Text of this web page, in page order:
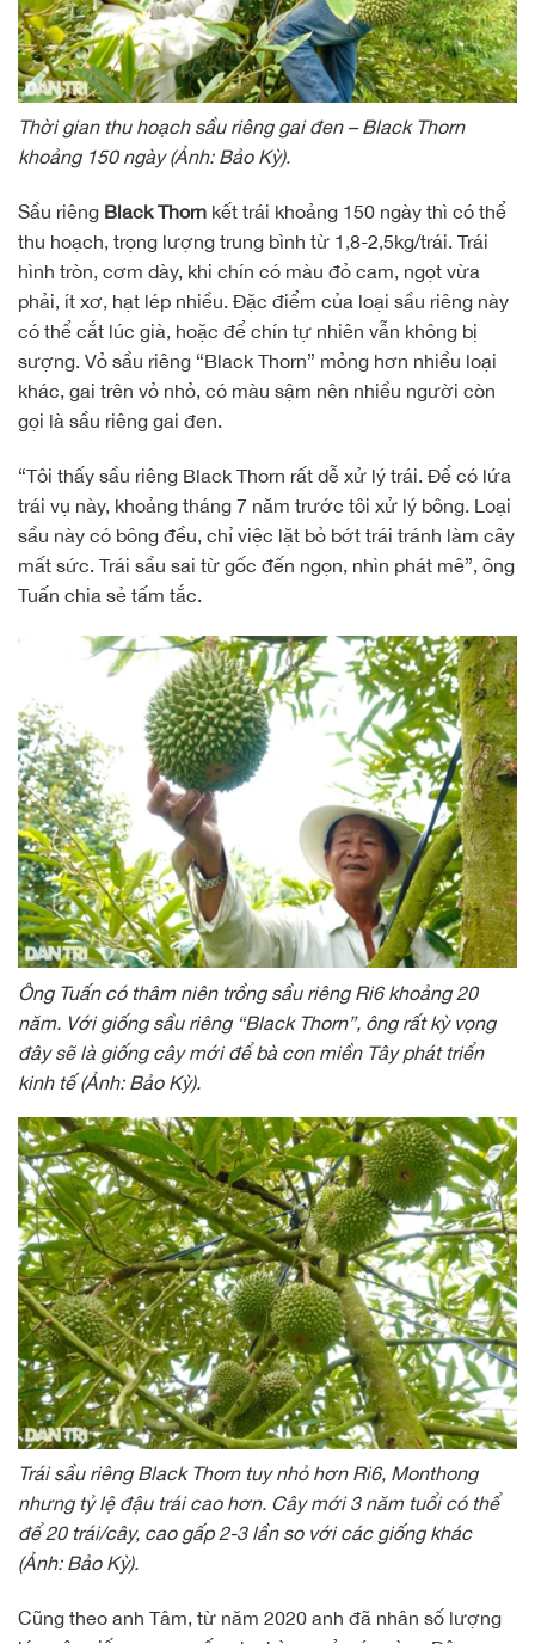
Thời gian thu hoạch sầu riêng gai đen – Black Thorn
khoảng 150 ngày (Ảnh: Bảo Kỳ).
Sầu riêng Black Thorn kết trái khoảng 150 ngày thì có thể
thu hoạch, trọng lượng trung bình từ 1,8-2,5kg/trái. Trái
hình tròn, cơm dày, khi chín có màu đỏ cam, ngọt vừa
phải, ít xơ, hạt lép nhiều. Đặc điểm của loại sầu riêng này
có thể cắt lúc già, hoặc để chín tự nhiên vẫn không bị
sượng. Vỏ sầu riêng “Black Thorn” mỏng hơn nhiều loại
khác, gai trên vỏ nhỏ, có màu sậm nên nhiều người còn
gọi là sầu riêng gai đen.
“Tôi thấy sầu riêng Black Thorn rất dễ xử lý trái. Để có lứa
trái vụ này, khoảng tháng 7 năm trước tôi xử lý bông. Loại
sầu này có bông đều, chỉ việc lặt bỏ bớt trái tránh làm cây
mất sức. Trái sầu sai từ gốc đến ngọn, nhìn phát mê”, ông
Tuấn chia sẻ tấm tắc.
Ông Tuấn có thâm niên trồng sầu riêng Ri6 khoảng 20
năm. Với giống sầu riêng “Black Thorn”, ông rất kỳ vọng
đây sẽ là giống cây mới để bà con miền Tây phát triển
kinh tế (Ảnh: Bảo Kỳ).
Trái sầu riêng Black Thorn tuy nhỏ hơn Ri6, Monthong
nhưng tỷ lệ đậu trái cao hơn. Cây mới 3 năm tuổi có thể
để 20 trái/cây, cao gấp 2-3 lần so với các giống khác
(Ảnh: Bảo Kỳ).
Cũng theo anh Tâm, từ năm 2020 anh đã nhân số lượng